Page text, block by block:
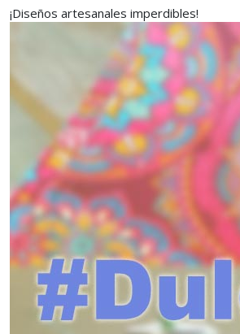
¡Diseños artesanales imperdibles!